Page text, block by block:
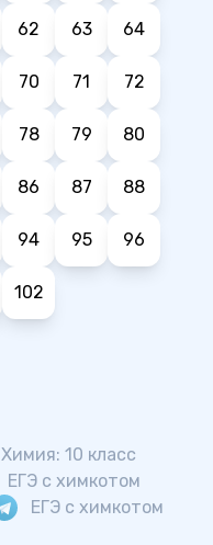
62 63 64
70 71 72
78 79 80
86 87 88
94 95 96
102
Химия: 10 класс
ЕГЭ с химкотом
ЕГЭ с химкотом